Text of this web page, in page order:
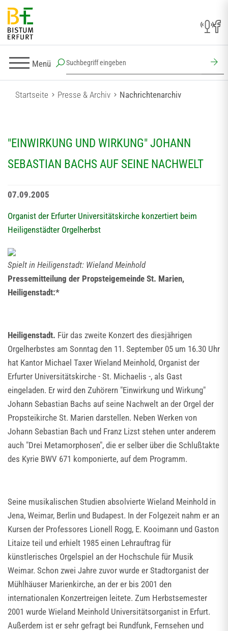
Menü
Startseite Presse & Archiv Nachrichtenarchiv
"EINWIRKUNG UND WIRKUNG" JOHANN
SEBASTIAN BACHS AUF SEINE NACHWELT
07.09.2005
Organist der Erfurter Universitätskirche konzertiert beim
Heiligenstädter Orgelherbst
Spielt in Heiligenstadt: Wieland Meinhold
Pressemitteilung der Propsteigemeinde St. Marien,
Heiligenstadt:*
Heiligenstadt. Für das zweite Konzert des diesjährigen
Orgelherbstes am Sonntag den 11. September 05 um 16.30 Uhr
hat Kantor Michael Taxer Wieland Meinhold, Organist der
Erfurter Universitätskirche - St. Michaelis -, als Gast
eingeladen. Er wird den Zuhörern "Einwirkung und Wirkung"
Johann Sebastian Bachs auf seine Nachwelt an der Orgel der
Propsteikirche St. Marien darstellen. Neben Werken von
Johann Sebastian Bach und Franz Lizst stehen unter anderem
auch "Drei Metamorphosen", die er selber über die Schlußtakte
des Kyrie BWV 671 komponierte, auf dem Programm.
Seine musikalischen Studien absolvierte Wieland Meinhold in
Jena, Weimar, Berlin und Budapest. In der Folgezeit nahm er an
Kursen der Professores Lionell Rogg, E. Kooimann und Gaston
Litaize teil und erhielt 1985 einen Lehrauftrag für
künstlerisches Orgelspiel an der Hochschule für Musik
Weimar. Schon zwei Jahre zuvor wurde er Stadtorganist der
Mühlhäuser Marienkirche, an der er bis 2001 den
internationalen Konzertreigen leitete. Zum Herbstsemester
2001 wurde Wieland Meinhold Universitätsorganist in Erfurt.
Außerdem ist er sehr gefragt bei Rundfunk, Fernsehen und